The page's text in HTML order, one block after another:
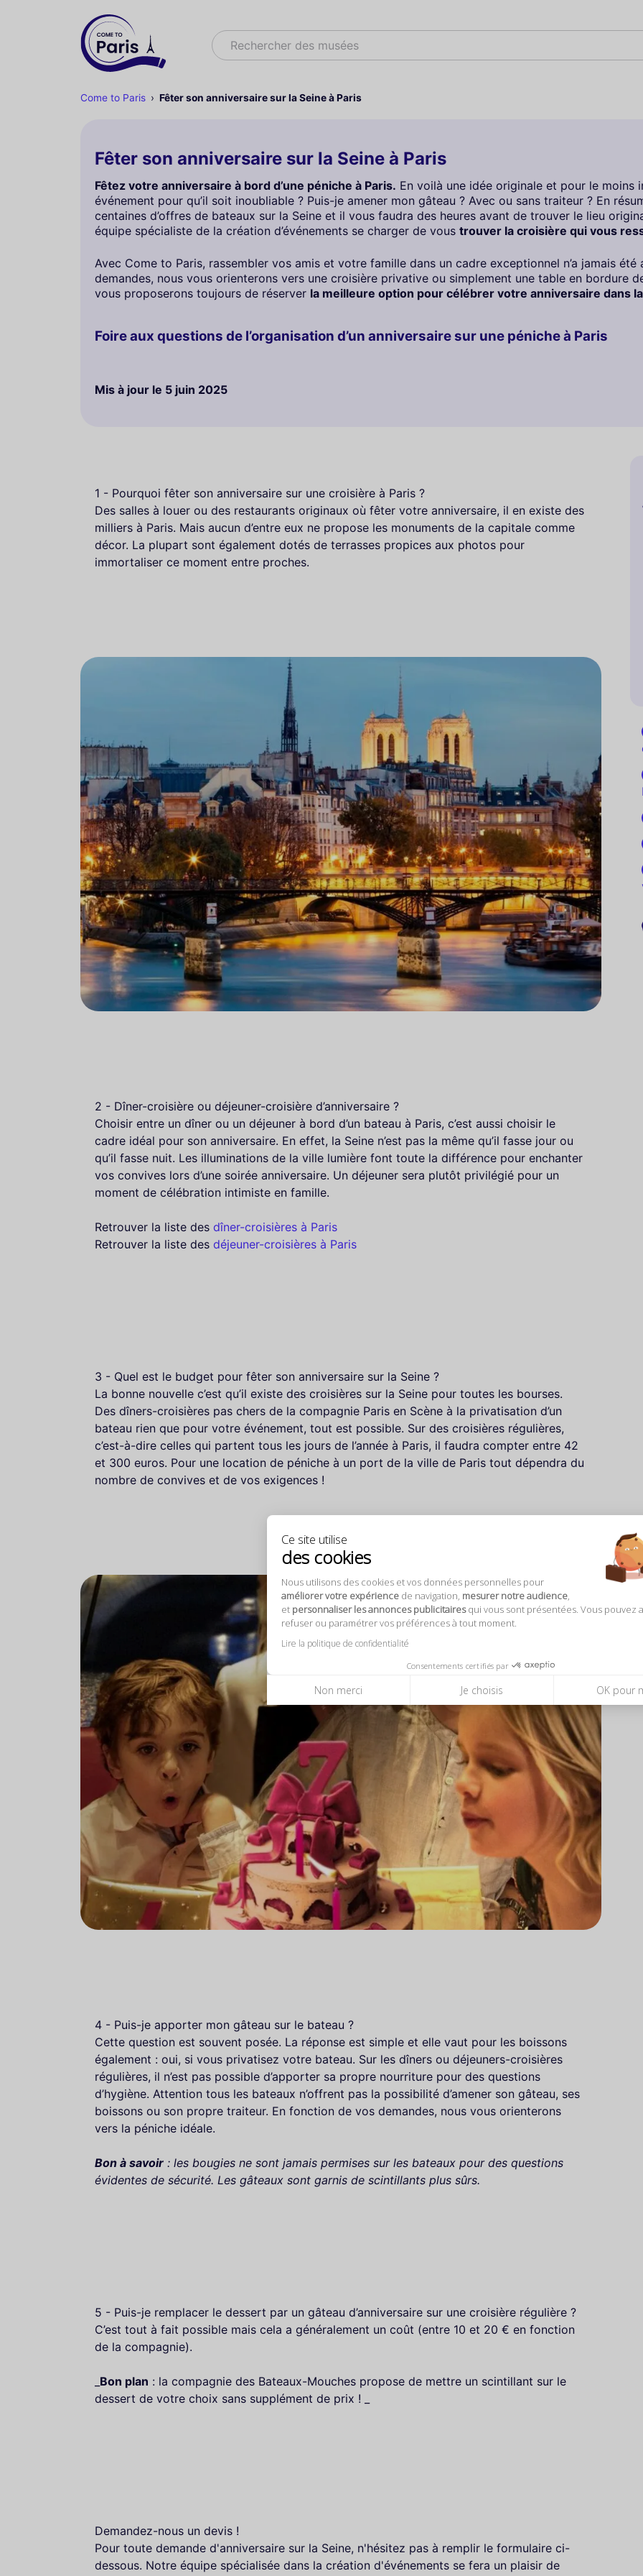
Ce site utilise
des cookies
Nous utilisons des cookies et vos données personnelles pour
améliorer votre expérience de navigation, mesurer notre audience,
et personnaliser les annonces publicitairesqui vous sont présentées. Vous pouvez
refuser ou paramétrer vos préférences à tout moment.
Lire la politique de confidentialité
Consentements certifiés par
Non merci Je choisis OK pour
Rechercher
Rechercher des musées
Come to Paris Fêter son anniversaire sur la Seine à Paris
Fêter son anniversaire sur la Seine à Paris
Fêtez votre anniversaire à bord d’une péniche à Paris. En voilà une idée originale et pour le moins
événement pour qu’il soit inoubliable ? Puis-je amener mon gâteau ? Avec ou sans traiteur ? En
centaines d’offres de bateaux sur la Seine et il vous faudra des heures avant de trouver le lieu
équipe spécialiste de la création d’événements se charger de vous trouver la croisière qui vous
Avec Come to Paris, rassembler vos amis et votre famille dans un cadre exceptionnel n’a jamais
demandes, nous vous orienterons vers une croisière privative ou simplement une table en bordure
vous proposerons toujours de réserver la meilleure option pour célébrer votre anniversaire dans
Foire aux questions de l’organisation d’un anniversaire sur une péniche à Paris
Mis à jour le 5 juin 2025
1 - Pourquoi fêter son anniversaire sur une croisière à Paris ?
Des salles à louer ou des restaurants originaux où fêter votre anniversaire, il en existe des
milliers à Paris. Mais aucun d’entre eux ne propose les monuments de la capitale comme
décor. La plupart sont également dotés de terrasses propices aux photos pour
immortaliser ce moment entre proches.
2 - Dîner-croisière ou déjeuner-croisière d’anniversaire ?
Choisir entre un dîner ou un déjeuner à bord d’un bateau à Paris, c’est aussi choisir le
cadre idéal pour son anniversaire. En effet, la Seine n’est pas la même qu’il fasse jour ou
qu’il fasse nuit. Les illuminations de la ville lumière font toute la différence pour enchanter
vos convives lors d’une soirée anniversaire. Un déjeuner sera plutôt privilégié pour un
moment de célébration intimiste en famille.
Retrouver la liste des dîner-croisières à Paris
Retrouver la liste des déjeuner-croisières à Paris
3 - Quel est le budget pour fêter son anniversaire sur la Seine ?
La bonne nouvelle c’est qu’il existe des croisières sur la Seine pour toutes les bourses.
Des dîners-croisières pas chers de la compagnie Paris en Scène à la privatisation d’un
bateau rien que pour votre événement, tout est possible. Sur des croisières régulières,
c’est-à-dire celles qui partent tous les jours de l’année à Paris, il faudra compter entre 42
et 300 euros. Pour une location de péniche à un port de la ville de Paris tout dépendra du
nombre de convives et de vos exigences !
4 - Puis-je apporter mon gâteau sur le bateau ?
Cette question est souvent posée. La réponse est simple et elle vaut pour les boissons
également : oui, si vous privatisez votre bateau. Sur les dîners ou déjeuners-croisières
régulières, il n’est pas possible d’apporter sa propre nourriture pour des questions
d’hygiène. Attention tous les bateaux n’offrent pas la possibilité d’amener son gâteau, ses
boissons ou son propre traiteur. En fonction de vos demandes, nous vous orienterons
vers la péniche idéale.
Bon à savoir : les bougies ne sont jamais permises sur les bateaux pour des questions
évidentes de sécurité. Les gâteaux sont garnis de scintillants plus sûrs.
5 - Puis-je remplacer le dessert par un gâteau d’anniversaire sur une croisière régulière ?
C’est tout à fait possible mais cela a généralement un coût (entre 10 et 20 € en fonction
de la compagnie).
Bon plan : la compagnie des Bateaux-Mouches propose de mettre un scintillant sur le
dessert de votre choix sans supplément de prix ! _
Demandez-nous un devis !
Pour toute demande d'anniversaire sur la Seine, n'hésitez pas à remplir le formulaire ci-
dessous. Notre équipe spécialisée dans la création d'événements se fera un plaisir de